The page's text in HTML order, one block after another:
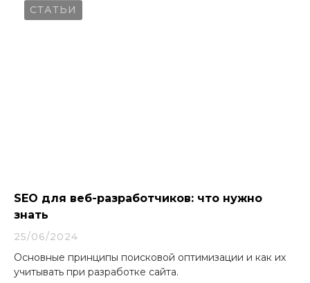
СТАТЬИ
SEO для веб-разработчиков: что нужно
знать
25/06/2024
Основные принципы поисковой оптимизации и как их
учитывать при разработке сайта.